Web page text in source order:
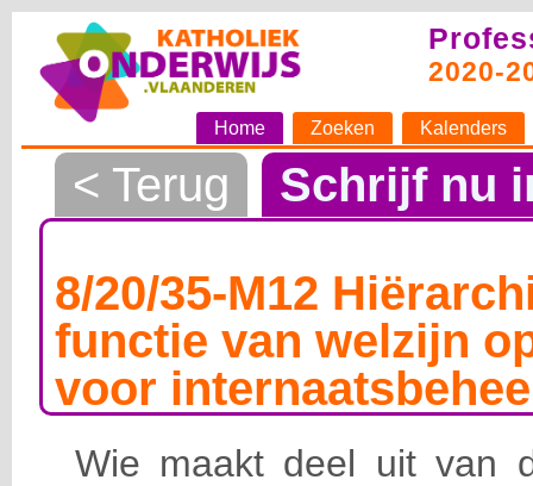
2020-
Home Zoeken Kalenders
< Terug Schrijf nu
8/20/35-M12
functie van welzijn
voor
Wie maakt deel uit van